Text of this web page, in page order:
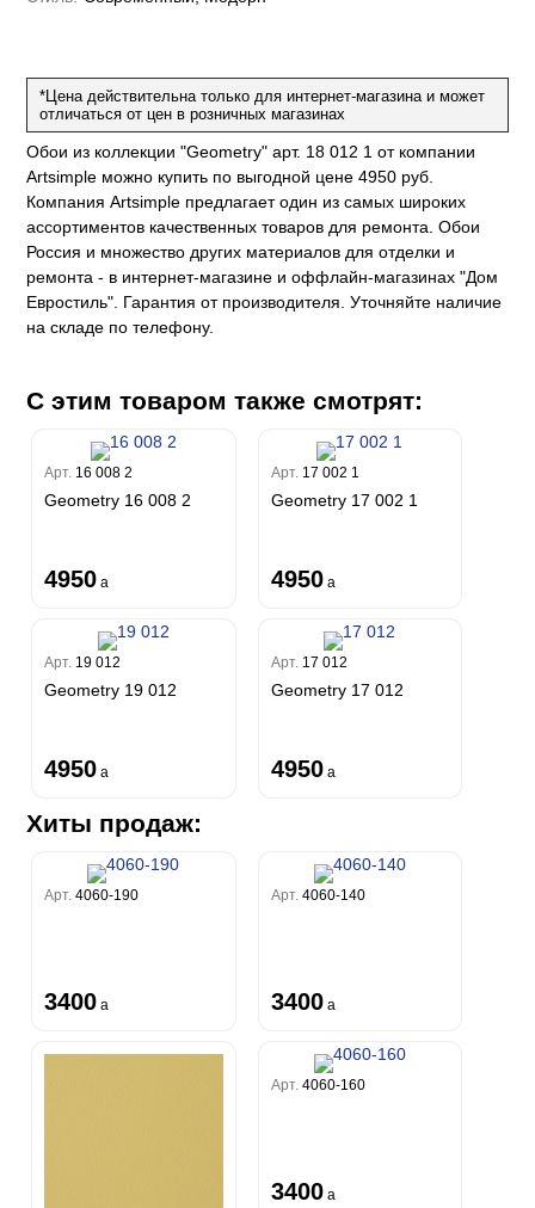
Спектрум Только
Спектрум Про
Пальмария
Спектрум Бокс
Спектрум Бум
Felicita
Биги
Легенда
Touch
Wisper
Boho
Shades
Sherlock
Riva
Salsa
Florentine III
Prisma
La Storia
Wiganford
Crystal
Crystal Stone
Du&Ka
Lifestyle
Prestige
Linen
Natura
*Цена действительна только для интернет-магазина и может
отличаться от цен в розничных магазинах
Обои из коллекции "Geometry" арт. 18 012 1 от компании
Artsimple можно купить по выгодной цене 4950 руб.
Компания Artsimple предлагает один из самых широких
ассортиментов качественных товаров для ремонта. Обои
Россия и множество других материалов для отделки и
ремонта - в интернет-магазине и оффлайн-магазинах "Дом
Евростиль". Гарантия от производителя. Уточняйте наличие
на складе по телефону.
С этим товаром также смотрят:
Арт. 16 008 2
Geometry 16 008 2
4950 a
Арт. 17 002 1
Geometry 17 002 1
4950 a
Арт. 19 012
Geometry 19 012
4950 a
Арт. 17 012
Geometry 17 012
4950 a
Хиты продаж:
Арт.4060-190
3400 a
Арт. 4060-140
3400 a
Арт. 4060-160
3400 a